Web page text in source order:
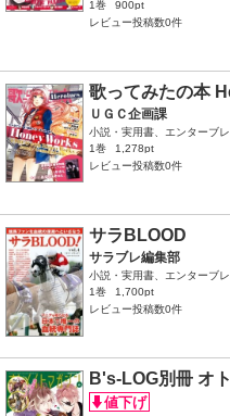
1巻
900pt
レビュー投稿数0件
歌ってみたの本
ＵＧＣ企画課
小説・実用書、エンターブ
1巻
1,278pt
レビュー投稿数0件
サラBLOOD
サラブレ編集部
小説・実用書、エンターブ
1巻
1,700pt
レビュー投稿数0件
B's-LOG別冊 オ